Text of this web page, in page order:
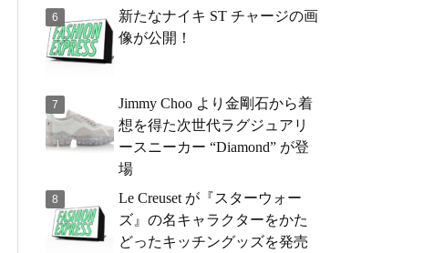
新たなナイキ ST チャージの画
像が公開！
Jimmy Choo より金剛石から着
想を得た次世代ラグジュアリ
ースニーカー “Diamond” が登
場
Le Creuset が『スターウォー
ズ』の名キャラクターをかた
どったキッチングッズを発売